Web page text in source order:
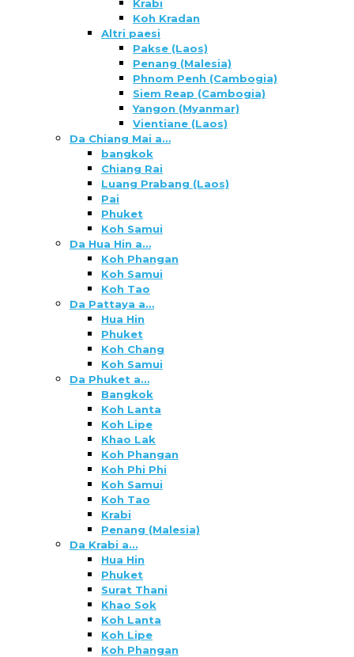
Krabi
Koh Kradan
Altri paesi
Pakse (Laos)
Penang (Malesia)
Phnom Penh (Cambogia)
Siem Reap (Cambogia)
Yangon (Myanmar)
Vientiane (Laos)
Da Chiang Mai a…
bangkok
Chiang Rai
Luang Prabang (Laos)
Pai
Phuket
Koh Samui
Da Hua Hin a…
Koh Phangan
Koh Samui
Koh Tao
Da Pattaya a…
Hua Hin
Phuket
Koh Chang
Koh Samui
Da Phuket a…
Bangkok
Koh Lanta
Koh Lipe
Khao Lak
Koh Phangan
Koh Phi Phi
Koh Samui
Koh Tao
Krabi
Penang (Malesia)
Da Krabi a…
Hua Hin
Phuket
Surat Thani
Khao Sok
Koh Lanta
Koh Lipe
Koh Phangan